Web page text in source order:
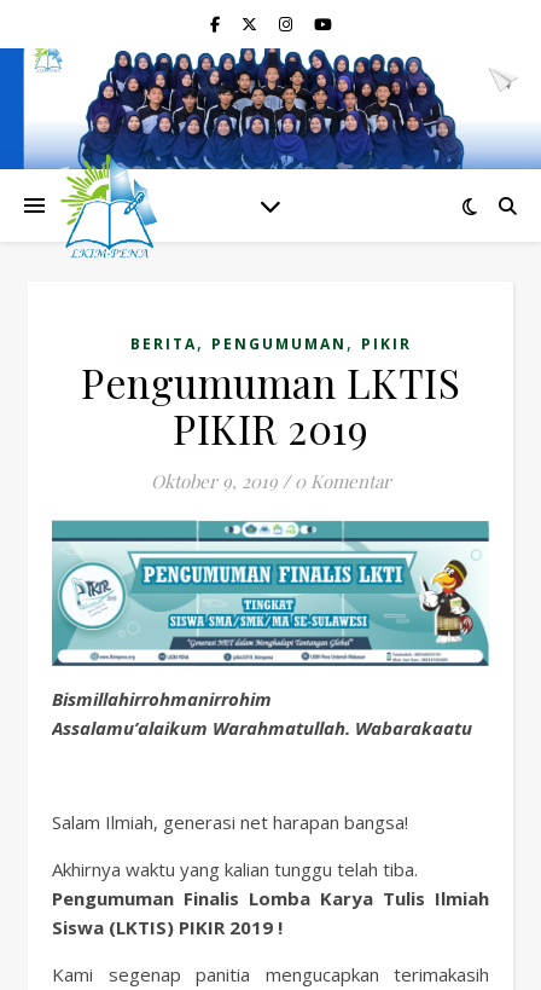
BERITA, PENGUMUMAN , PIKIR
Pengumuman LKTIS
PIKIR 2019
Oktober 9, 2019 / 0 Komentar
Bismillahirrohmanirrohim
Assalamu’alaikum Warahmatullah. Wabarakaatu
Salam Ilmiah, generasi net harapan bangsa!
Akhirnya waktu yang kalian tunggu telah tiba.
Pengumuman Finalis Lomba Karya Tulis Ilmiah
Siswa (LKTIS) PIKIR 2019 !
Kami segenap panitia mengucapkan terimakasih